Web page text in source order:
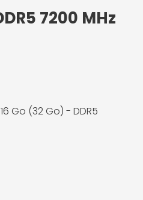
7200 MHz
Go (32 Go) - DDR5